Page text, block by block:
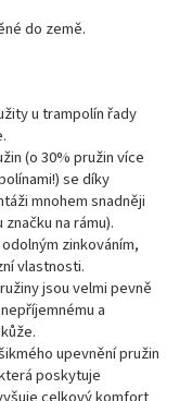
do země.
u trampolín řady
(o 30% pružin více
se díky
mnohem snadněji
na rámu).
zinkováním,
vlastnosti.
jsou velmi pevně
a
upevnění pružin
poskytuje